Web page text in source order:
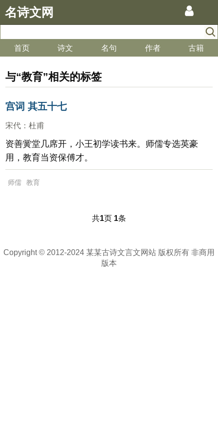
名诗文网
首页 诗文 名句 作者 古籍
与“教育”相关的标签
宫词 其五十七
宋代 ： 杜甫
资善黉堂几席开，小王初学读书来。师儒专选英豪
用，教育当资保傅才。
师儒 教育
共1页 1条
Copyright © 2012-2024 某某古诗文言文网站 版权所有 非商用
版本